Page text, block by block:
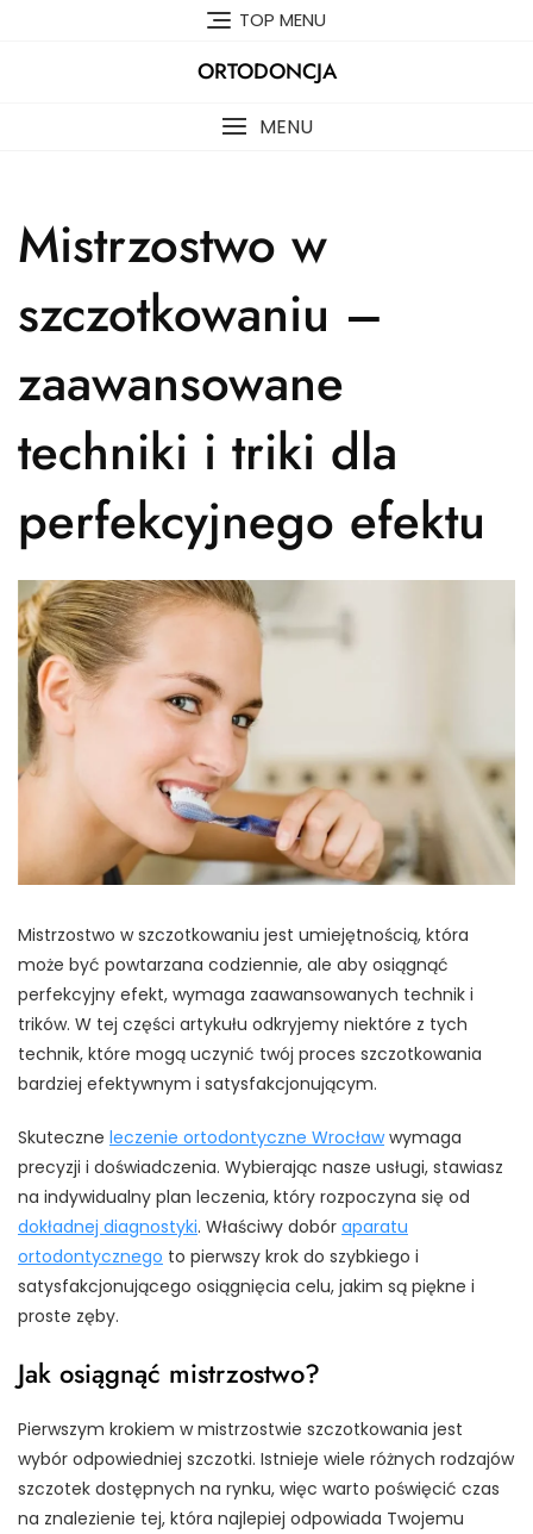
TOP MENU
ORTODONCJA
MENU
Mistrzostwo w
szczotkowaniu –
zaawansowane
techniki i triki dla
perfekcyjnego efektu
Mistrzostwo w szczotkowaniu jest umiejętnością, która
może być powtarzana codziennie, ale aby osiągnąć
perfekcyjny efekt, wymaga zaawansowanych technik i
trików. W tej części artykułu odkryjemy niektóre z tych
technik, które mogą uczynić twój proces szczotkowania
bardziej efektywnym i satysfakcjonującym.
Skuteczne leczenie ortodontyczne Wrocławwymaga
precyzji i doświadczenia. Wybierając nasze usługi, stawiasz
na indywidualny plan leczenia, który rozpoczyna się od
dokładnej diagnostyki. Właściwy dobór aparatu
ortodontycznego to pierwszy krok do szybkiego i
satysfakcjonującego osiągnięcia celu, jakim są piękne i
proste zęby.
Jak osiągnąć mistrzostwo?
Pierwszym krokiem w mistrzostwie szczotkowania jest
wybór odpowiedniej szczotki. Istnieje wiele różnych rodzajów
szczotek dostępnych na rynku, więc warto poświęcić czas
na znalezienie tej, która najlepiej odpowiada Twojemu